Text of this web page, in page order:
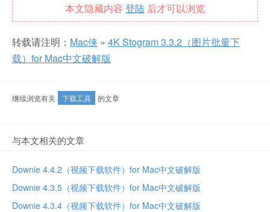
本文隐藏内容 登陆 后才可以浏览
转载请注明： Mac侠 » 4K Stogram 3.3.2（图片批量下
载）for Mac中文破解版
继续浏览有关 下载工具 的文章
与本文相关的文章
Downie 4.4.2（视频下载软件）for Mac中文破解版
Downie 4.3.5（视频下载软件）for Mac中文破解版
Downie 4.3.4（视频下载软件）for Mac中文破解版